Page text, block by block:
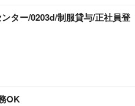
ター/0203d/制服貸与/正社員登
OK